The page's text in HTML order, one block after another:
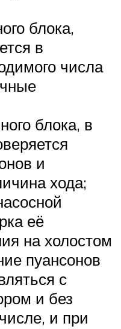
блока,
в
числа
блока, в
и
хода;
её
на холостом
пуансонов
с
и без
и при